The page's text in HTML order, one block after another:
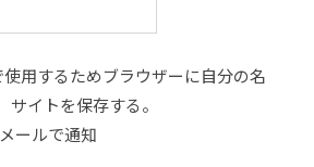
用するためブラウザーに自分の名
イトを保存する。
ールで通知